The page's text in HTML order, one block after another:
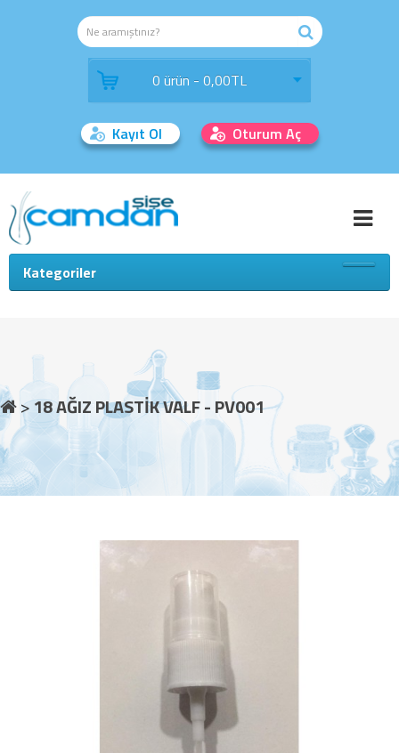
0 ürün - 0,00TL
Kayıt Ol Oturum Aç
Kategoriler
18 AĞIZ PLASTİK VALF - PV001